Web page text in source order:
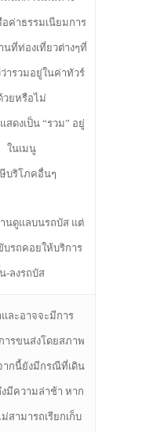
ค่าธรรมเนียมการ
นที่ท่องเที่ยวต่างๆที่
ารวมอยู่ในค่าทัวร์
วยหรือไม่
สดงเป็น “รวม” อยู่
ในเมนู
บริโภคอื่นๆ
นดูแลบนรถบัส แต่
บรถคอยให้บริการ
-ลงรถบัส
และอาจจะมีการ
ารขนส่งโดยสภาพ
ากนี้ยังมีกรณีที่เดิน
มีความล่าช้า หาก
สามารถเรียกเก็บ